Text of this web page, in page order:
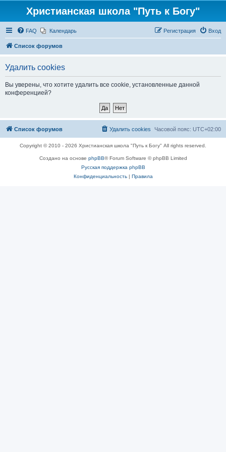
Христианская школа "Путь к Богу"
FAQ Календарь Вход
Регистрация
Список форумов
Удалить cookies
Вы уверены, что хотите удалить все cookie, установленные данной
конференцией?
Список форумов Часовой пояс: UTC+02:00
Удалить cookies
Copyright © 2010 - 2026 Христианская школа "Путь к Богу" All rights reserved.
Создано на основе phpBB® Forum Software © phpBB Limited
Русская поддержка phpBB
Конфиденциальность| Правила